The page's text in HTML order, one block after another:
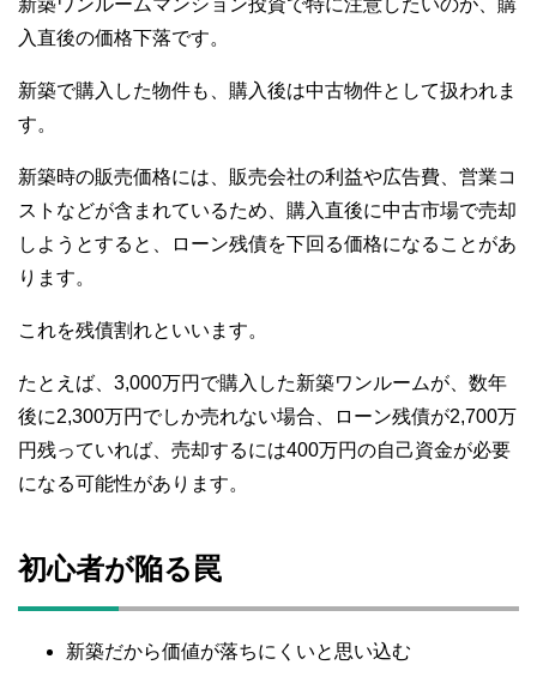
新築ワンルームマンション投資で特に注意したいのが、購
入直後の価格下落です。
新築で購入した物件も、購入後は中古物件として扱われま
す。
新築時の販売価格には、販売会社の利益や広告費、営業コ
ストなどが含まれているため、購入直後に中古市場で売却
しようとすると、ローン残債を下回る価格になることがあ
ります。
これを残債割れといいます。
たとえば、3,000万円で購入した新築ワンルームが、数年
後に2,300万円でしか売れない場合、ローン残債が2,700万
円残っていれば、売却するには400万円の自己資金が必要
になる可能性があります。
初心者が陥る罠
新築だから価値が落ちにくいと思い込む